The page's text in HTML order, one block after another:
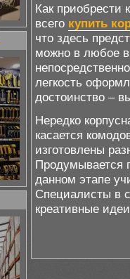
Как приобрести
всего купить
что здесь
можно в любое
легкость
достоинство –
Нередко
касается
изготовлены
Продумывается
данном этапе
Специалисты в
креативные